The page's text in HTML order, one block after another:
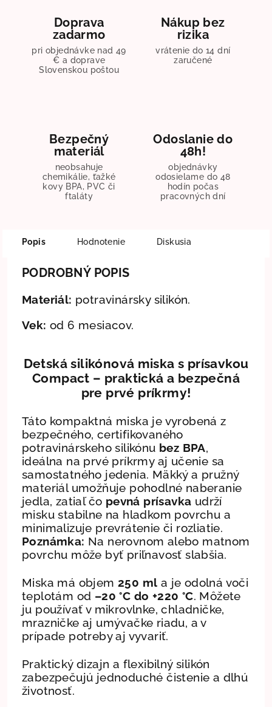
Doprava
zadarmo
pri objednávke nad 49
€ a doprave
Slovenskou poštou
Nákup bez
rizika
vrátenie do 14 dní
zaručené
Bezpečný
materiál
neobsahuje
chemikálie, ťažké
kovy BPA, PVC či
ftaláty
Odoslanie do
48h!
objednávky
odosielame do 48
hodín počas
pracovných dní
Popis Hodnotenie Diskusia
PODROBNÝ POPIS
Materiál: potravinársky silikón.
Vek: od 6 mesiacov.
Detská silikónová miska s prísavkou
Compact – praktická a bezpečná
pre prvé príkrmy!
Táto kompaktná miska je vyrobená z
bezpečného, certifikovaného
potravinárskeho silikónu bez BPA,
ideálna na prvé príkrmy aj učenie sa
samostatného jedenia. Mäkký a pružný
materiál umožňuje pohodlné naberanie
jedla, zatiaľ čo pevná prísavka udrží
misku stabilne na hladkom povrchu a
minimalizuje prevrátenie či rozliatie.
Poznámka: Na nerovnom alebo matnom
povrchu môže byť priľnavosť slabšia.
Miska má objem 250 ml a je odolná voči
teplotám od –20 °C do +220 °C. Môžete
ju používať v mikrovlnke, chladničke,
mrazničke aj umývačke riadu, a v
prípade potreby aj vyvariť.
Praktický dizajn a flexibilný silikón
zabezpečujú jednoduché čistenie a dlhú
životnosť.